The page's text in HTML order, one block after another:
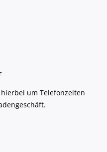
um Telefonzeiten